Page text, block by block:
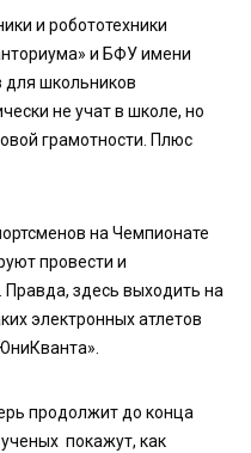
и робототехники
и БФУ имени
для школьников
не учат в школе, но
грамотности. Плюс
на Чемпионате
провести и
здесь выходить на
электронных атлетов
продолжит до конца
покажут, как